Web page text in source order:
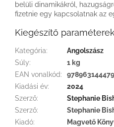
belüli dinamikákról,
fizetnie egy kapcsolatnak az
Kiegészítő paraméterek
Kategória:
Angolszász
Súly:
1 kg
EAN vonalkód:
Kiadási év:
2024
Szerző:
Stephanie
Szerző:
Stephanie
Kiadó:
Magvető